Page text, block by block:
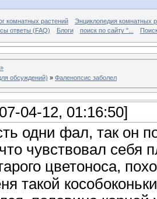
комнатных растений
Энциклопедия комнатных
ответы (FAQ) Блоги поиск по сайту "...
»
обсуждений) » Фаленопсис заболел
04-12, 01:16:50]
одни фал, так он
чувствовал
цветоноса,
такой